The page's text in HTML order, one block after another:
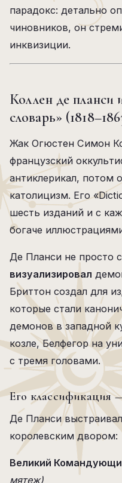
парадокс: детально
чиновников, он
инквизиции.
Коллен де
словарь»
Жак Огюстен Симон
французский
антиклерикал, потом
католицизм. Его
шесть изданий и с
богаче
Де Планси не просто
визуализировал
Бриттон создал для
которые стали
демонов в западной
козле, Белфегор на
с тремя головами.
Его классификация
Де Планси
королевским двором:
Великий
мятеж)